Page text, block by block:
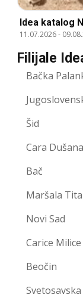
Idea katalog
11.07.2026-
Filijale
Bačka
Šid
Cara
Bač
Maršala
Novi Sad
Carice Milice
Beočin
Svetosavska